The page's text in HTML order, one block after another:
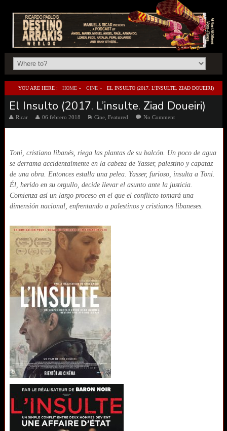
YOU ARE HERE : HOME » CINE » EL INSULTO (2017. L’INSULTE. ZIAD DOUEIRI)
El Insulto (2017. L’insulte. Ziad Doueiri)
Ricar 06 febrero 2018 Cine, Featured No Comment
Toni, cristiano libanés, riega las plantas de su balcón. Un poco de agua
se derrama accidentalmente en la cabeza de Yasser, palestino y capataz
de una obra. Entonces estalla una pelea. Yasser, furioso, insulta a Toni.
Él, herido en su orgullo, decide llevar el asunto ante la justicia.
Comienza así un largo proceso en el que el conflicto tomará una
dimensión nacional, enfrentando a palestinos y cristianos libaneses.